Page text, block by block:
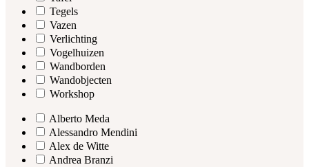
Tegels
Vazen
Verlichting
Vogelhuizen
Wandborden
Wandobjecten
Workshop
Alberto Meda
Alessandro Mendini
Alex de Witte
Andrea Branzi